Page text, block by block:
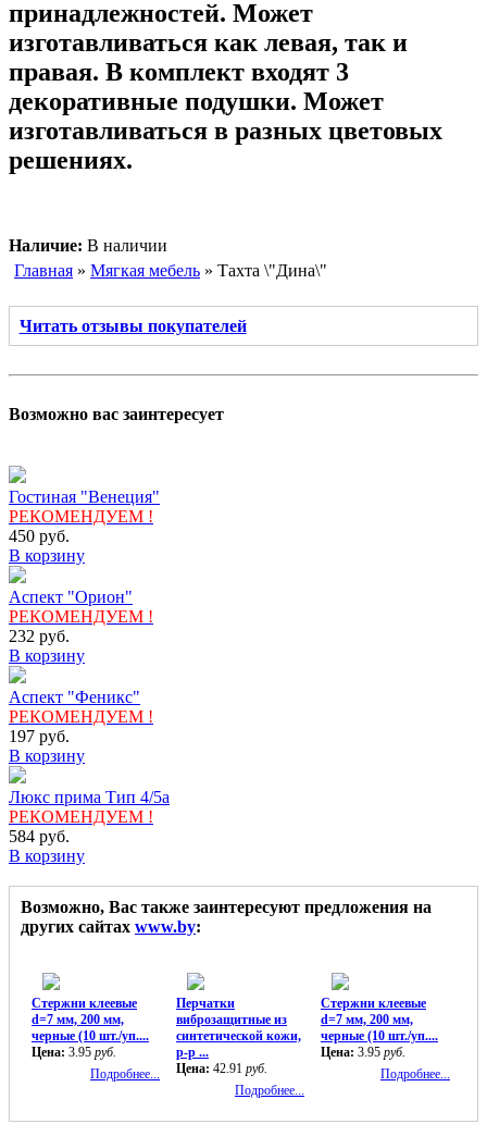
принадлежностей. Может
изготавливаться как левая, так и
правая. В комплект входят 3
декоративные подушки. Может
изготавливаться в разных цветовых
решениях.
Наличие: В наличии
Главная » Мягкая мебель » Тахта \"Дина\"
Читать отзывы покупателей
Возможно вас заинтересует
Гостиная "Венеция"
РЕКОМЕНДУЕМ !
450 руб.
В корзину
Аспект "Орион"
РЕКОМЕНДУЕМ !
232 руб.
В корзину
Аспект "Феникс"
РЕКОМЕНДУЕМ !
197 руб.
В корзину
Люкс прима Тип 4/5а
РЕКОМЕНДУЕМ !
584 руб.
В корзину
Возможно, Вас также заинтересуют предложения на
других сайтах www.by:
Стержни клеевые
d=7 мм, 200 мм,
черные (10 шт./уп....
Цена: 3.95 руб.
Подробнее...
Перчатки
виброзащитные из
синтетической кожи,
р-р ...
Цена: 42.91 руб.
Подробнее...
Стержни клеевые
d=7 мм, 200 мм,
черные (10 шт./уп....
Цена: 3.95 руб.
Подробнее...